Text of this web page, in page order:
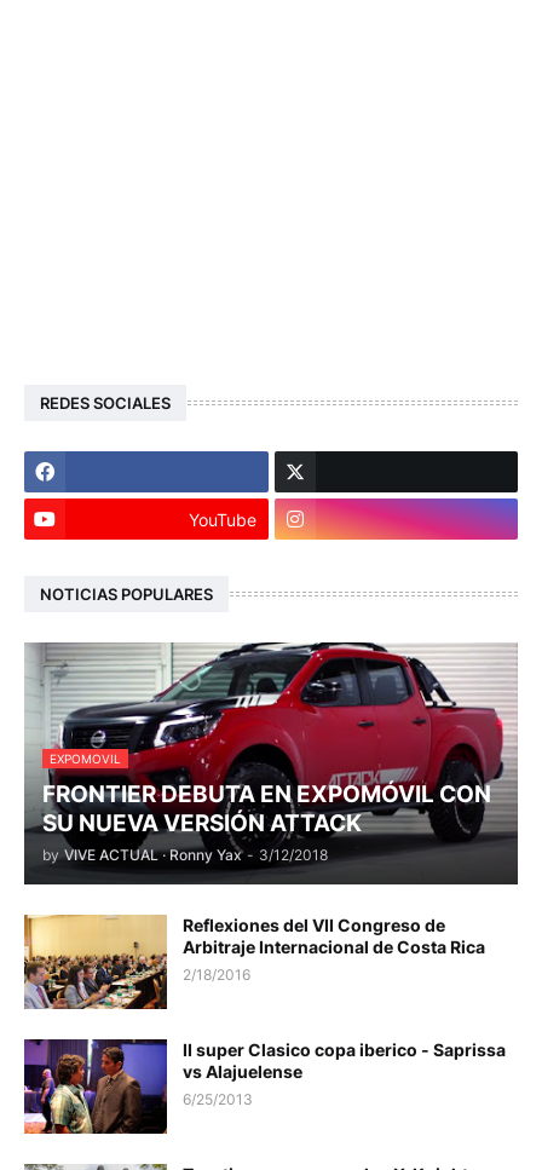
REDES SOCIALES
YouTube
NOTICIAS POPULARES
EXPOMOVIL
FRONTIER DEBUTA EN EXPOMÓVIL CON
SU NUEVA VERSIÓN ATTACK
by VIVE ACTUAL · Ronny Yax - 3/12/2018
Reflexiones del VII Congreso de
Arbitraje Internacional de Costa Rica
2/18/2016
II super Clasico copa iberico - Saprissa
vs Alajuelense
6/25/2013